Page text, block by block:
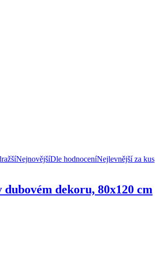
NejnovějšíDle hodnoceníNejlevnější za kus
dubovém dekoru, 80x120 cm